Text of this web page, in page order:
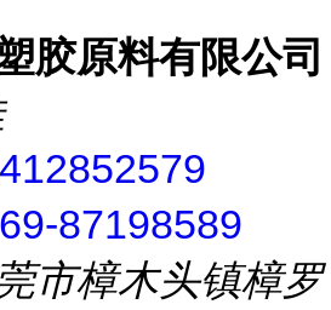
胶原料有限公司
87198589
市樟木头镇樟罗